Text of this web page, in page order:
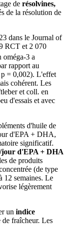
de résolvines,
de la résolution de
dans le Journal of
RCT et 2 070
oméga-3 a
rapport au
= 0,002). L'effet
cohérent. Les
et coll. en
d'essais et avec
d'huile de
d'EPA + DHA,
significatif.
jour d'EPA + DHA
de produits
(de type
12 semaines. Le
légèrement
un indice
fraîcheur. Les